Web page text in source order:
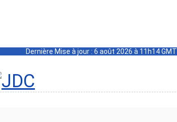
Dernière Mise à jour : 6 août 2026 à 11h14 GMT